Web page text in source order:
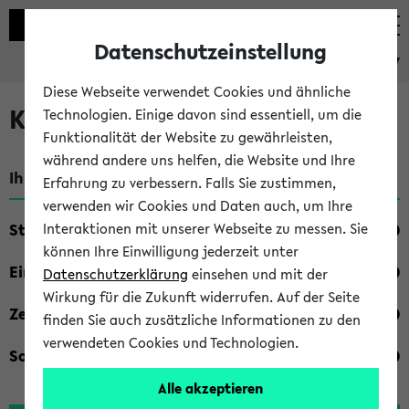
eKVV
Kombisuche im eKVV
Ihre Suchkriterien:
Studienfach
Einrichtung
Zeiten
Sonstiges
Datenschutzeinstellung
Diese Webseite verwendet Cookies und ähnliche
Technologien. Einige davon sind essentiell, um die
Funktionalität der Website zu gewährleisten,
während andere uns helfen, die Website und Ihre
Erfahrung zu verbessern. Falls Sie zustimmen,
verwenden wir Cookies und Daten auch, um Ihre
Interaktionen mit unserer Webseite zu messen. Sie
können Ihre Einwilligung jederzeit unter
Datenschutzerklärung einsehen und mit der
Wirkung für die Zukunft widerrufen. Auf der Seite
finden Sie auch zusätzliche Informationen zu den
verwendeten Cookies und Technologien.
Alle akzeptieren